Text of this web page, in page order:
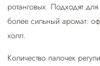
ротанговых. Подходят
более сильный аромат:
холл.
Количество палочек